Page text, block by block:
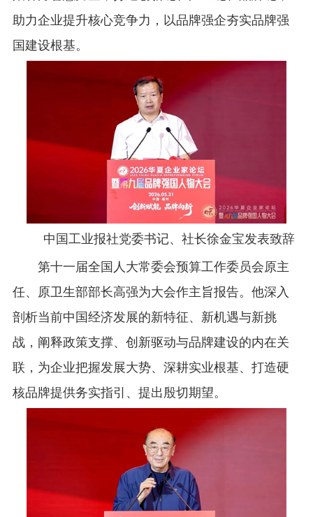
助力企业提升核心竞争力，以品牌强企夯实品牌强
国建设根基。
中国工业报社党委书记、社长徐金宝发表致辞
第十一届全国人大常委会预算工作委员会原主
任、原卫生部部长高强为大会作主旨报告。他深入
剖析当前中国经济发展的新特征、新机遇与新挑
战，阐释政策支撑、创新驱动与品牌建设的内在关
联，为企业把握发展大势、深耕实业根基、打造硬
核品牌提供务实指引、提出殷切期望。